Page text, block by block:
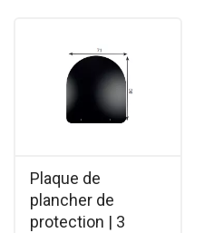
Plaque de
plancher de
protection | 3